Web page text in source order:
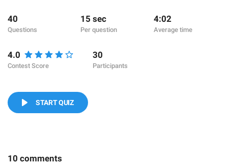
40
Questions
15 sec
Per question
4:02
Average time
4.0
Contest Score
30
Participants
START QUIZ
10 comments